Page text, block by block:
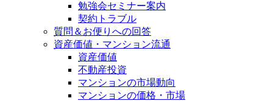
勉強会セミナー案内
契約トラブル
質問＆お便りへの回答
資産価値・マンション流通
資産価値
不動産投資
マンションの市場動向
マンションの価格・市場